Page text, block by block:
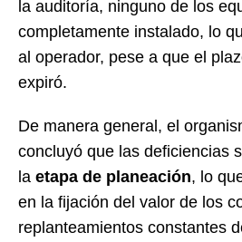
la auditoría, ninguno de los
completamente instalado, lo
al operador, pese a que el
expiró.
De manera general, el
concluyó que las deficiencias
la etapa de planeación, lo
en la fijación del valor de los
replanteamientos constantes